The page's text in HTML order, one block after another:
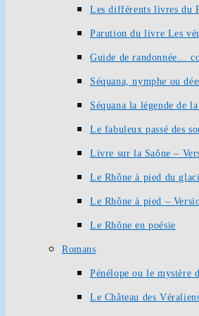
Les différents livres du
Parution du livre Les
Guide de randonnée…
Séquana, nymphe ou
Séquana la légende de
Le fabuleux passé des
Livre sur la Saône –
Le Rhône à pied du
Le Rhône à pied –
Le Rhône en poésie
Romans
Pénélope ou le mystère
Le Château des